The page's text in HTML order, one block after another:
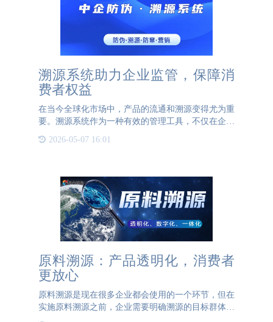
溯源系统助力企业监管，保障消
费者权益
在当今全球化市场中，产品的流通和溯源变得尤为重
要。溯源系统作为一种有效的管理工具，不仅在企业
将探讨溯源系统的两种主要功能：企业内部稽查产品
2026-05-07 16:01
原料溯源：产品透明化，消费者
更放心
原料溯源是现在很多企业都会使用的一个环节，但在
实施原料溯源之前，企业需要明确溯源的目标群体，
是面向消费者还是满足内部管理需求，这将决定溯源